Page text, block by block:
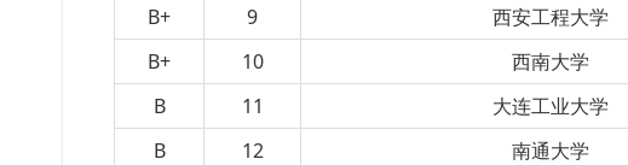
B+
9 西安工程大学
B+
10 西南大学
B
11 大连工业大学
B
12 南通大学